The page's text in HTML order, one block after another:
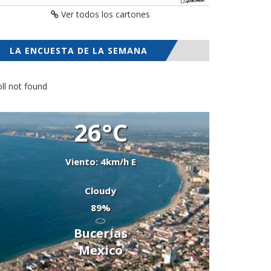
Ver todos los cartones
LA ENCUESTA DE LA SEMANA
not found
26°C
Viento: 4km/h E
Cloudy
89%
Bucerías
Mexico